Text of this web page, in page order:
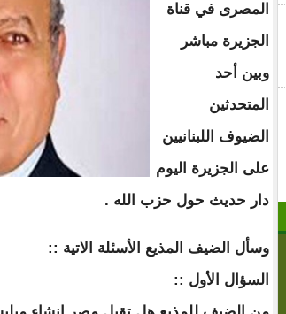
المصرى في قناة
الجزيرة مباشر
وبين أحد
المتحدثين
الضيوف اللبنانيين
على الجزيرة اليوم
دار حديث حول حزب الله .
وسأل الضيف المذيع الأسئلة الاتية ::
السؤال الأول ::